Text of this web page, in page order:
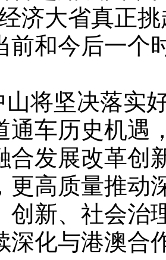
济大省真正
前和今后一个
山将坚决落实
通车历史机遇
合发展改革创
更高质量推动
创新、社会治
深化与港澳合